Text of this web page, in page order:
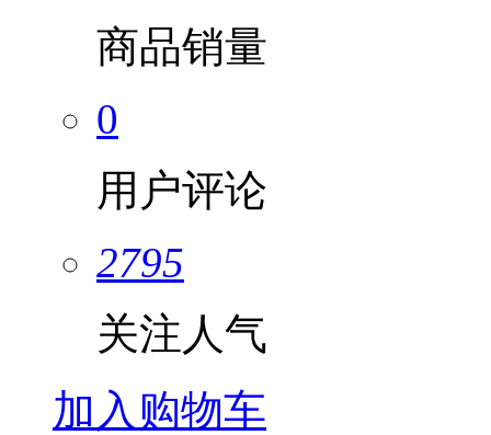
商品销量
0
用户评论
2795
关注人气
加入购物车